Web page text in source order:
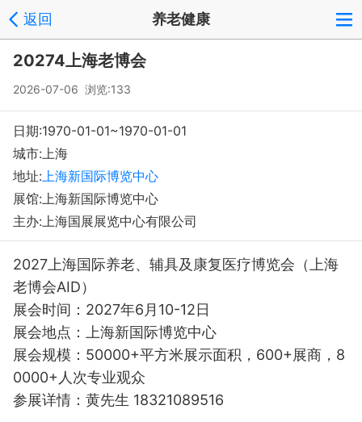
返回 养老健康
20274上海老博会
2026-07-06 浏览:133
日期:1970-01-01~1970-01-01
城市:上海
地址:上海新国际博览中心
展馆:上海新国际博览中心
主办:上海国展展览中心有限公司
2027上海国际养老、辅具及康复医疗博览会（上海
老博会AID）
展会时间：2027年6月10-12日
展会地点：上海新国际博览中心
展会规模：50000+平方米展示面积，600+展商，8
0000+人次专业观众
参展详情：黄先生 18321089516